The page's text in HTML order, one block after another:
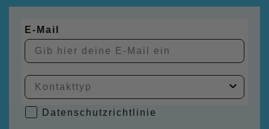
E-Mail
Datenschutzrichtlinie
Datenschutzrichtlinie